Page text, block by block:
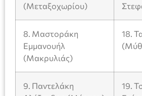
(Μεταξοχωρίου)
8. Μαστοράκη
Εμμανουήλ
(Μακρυλιάς)
18.
9. Παντελάκη
19.